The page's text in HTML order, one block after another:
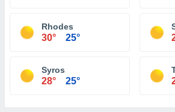
Rhodes
30° 25°
Syros
28° 25°